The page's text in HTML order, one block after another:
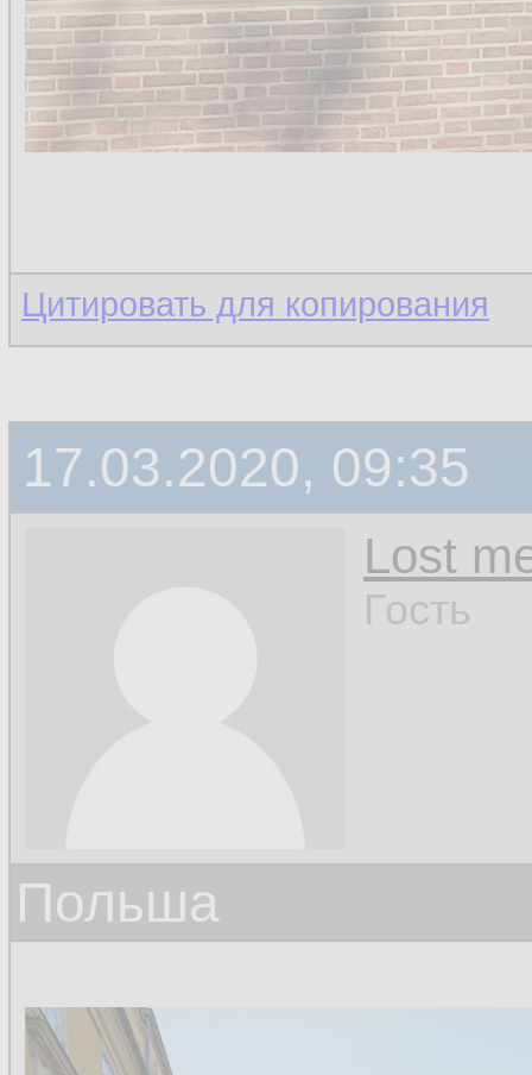
Цитировать для копирования
17.03.2020, 09:35
Lost
Гость
Польша